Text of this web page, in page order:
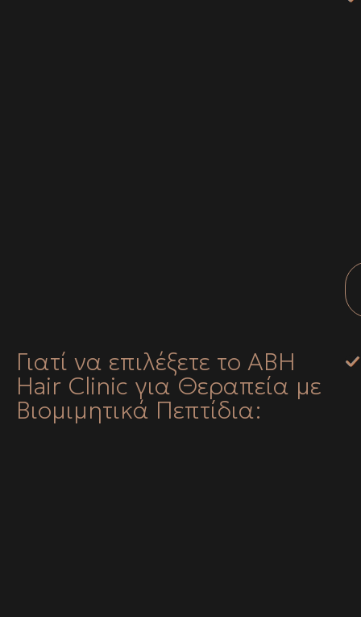
Γιατί να επιλέξετε το ABH
Hair Clinic για Θεραπεία με
Βιομιμητικά Πεπτίδια: